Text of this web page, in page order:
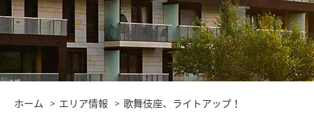
ホーム エリア情報 歌舞伎座、ライトアップ！